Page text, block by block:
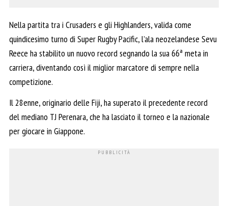
Nella partita tra i Crusaders e gli Highlanders, valida come
quindicesimo turno di Super Rugby Pacific, l’ala neozelandese Sevu
Reece ha stabilito un nuovo record segnando la sua 66ª meta in
carriera, diventando così il miglior marcatore di sempre nella
competizione.
Il 28enne, originario delle Fiji, ha superato il precedente record
del mediano TJ Perenara, che ha lasciato il torneo e la nazionale
per giocare in Giappone.